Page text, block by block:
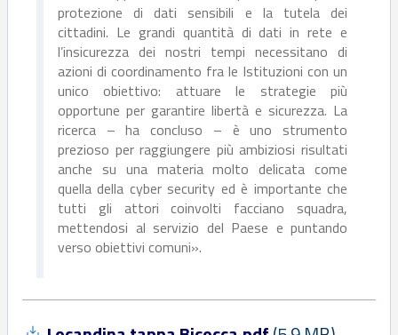
protezione di dati sensibili e la tutela dei
cittadini. Le grandi quantità di dati in rete e
l’insicurezza dei nostri tempi necessitano di
azioni di coordinamento fra le Istituzioni con un
unico obiettivo: attuare le strategie più
opportune per garantire libertà e sicurezza. La
ricerca – ha concluso – è uno strumento
prezioso per raggiungere più ambiziosi risultati
anche su una materia molto delicata come
quella della cyber security ed è importante che
tutti gli attori coinvolti facciano squadra,
mettendosi al servizio del Paese e puntando
verso obiettivi comuni».